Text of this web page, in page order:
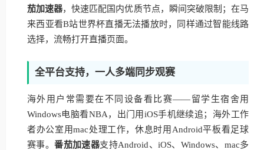
茄加速器，快速匹配国内优质节点，瞬间突破限制；在马
来西亚看B站世界杯直播无法播放时，同样通过智能线路
选择，流畅打开直播页面。
全平台支持，一人多端同步观赛
海外用户常需要在不同设备看比赛——留学生宿舍用
Windows电脑看NBA，出门用iOS手机继续追；海外工作
者办公室用mac处理工作，休息时用Android平板看足球
赛事。番茄加速器支持Android、iOS、Windows、mac多